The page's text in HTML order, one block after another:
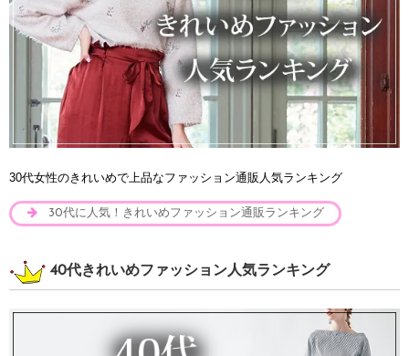
30代女性のきれいめで上品なファッション通販人気ランキング
30代に人気！きれいめファッション通販ランキング
40代きれいめファッション人気ランキング